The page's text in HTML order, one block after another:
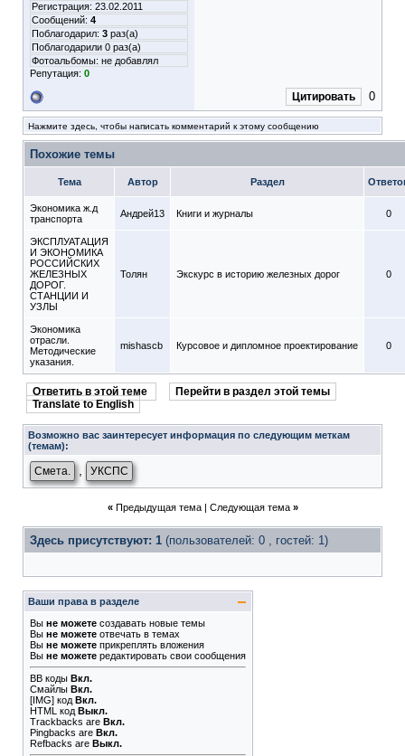
Регистрация: 23.02.2011
Сообщений: 4
Поблагодарил: 3 раз(а)
Поблагодарили 0 раз(а)
Фотоальбомы: не добавлял
Репутация: 0
Цитировать 0
Нажмите здесь, чтобы написать комментарий к этому сообщению
Похожие темы
Тема Автор Раздел
Экономика ж.д
транспорта
Андрей13 Книги и журналы 0
ЭКСПЛУАТАЦИЯ
И ЭКОНОМИКА
РОССИЙСКИХ
ЖЕЛЕЗНЫХ
ДОРОГ.
СТАНЦИИ И
УЗЛЫ
Толян Экскурс в историю железных дорог 0
Экономика
отрасли.
Методические
указания.
mishascb Курсовое и дипломное проектирование 0
Ответить в этой теме
Перейти в раздел этой темы
Translate to English
Возможно вас заинтересует информация по следующим меткам
(темам):
Смета. УКСПС
« Предыдущая тема| Следующая тема »
Здесь присутствуют: 1 (пользователей: 0 , гостей: 1)
Ваши права в разделе
Вы не можете создавать новые темы
Вы не можете отвечать в темах
Вы не можете прикреплять вложения
Вы не можете редактировать свои сообщения
BB коды Вкл.
Смайлы Вкл.
[IMG] код Вкл.
HTML код Выкл.
Trackbacks are Вкл.
Pingbacks are Вкл.
Refbacks are Выкл.